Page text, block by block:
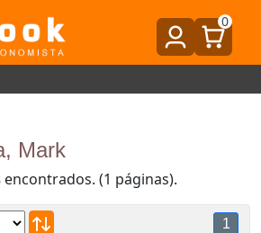
0
Mark
encontrados. (1 páginas).
1